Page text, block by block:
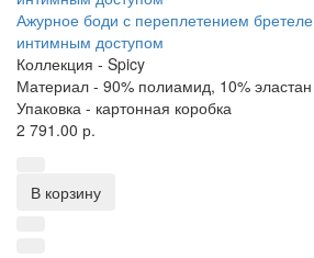
Ажурное боди с переплетением
интимным доступом
Коллекция - Spicy
Материал - 90% полиамид, 10% эластан
Упаковка - картонная коробка
2 791.00 р.
В корзину